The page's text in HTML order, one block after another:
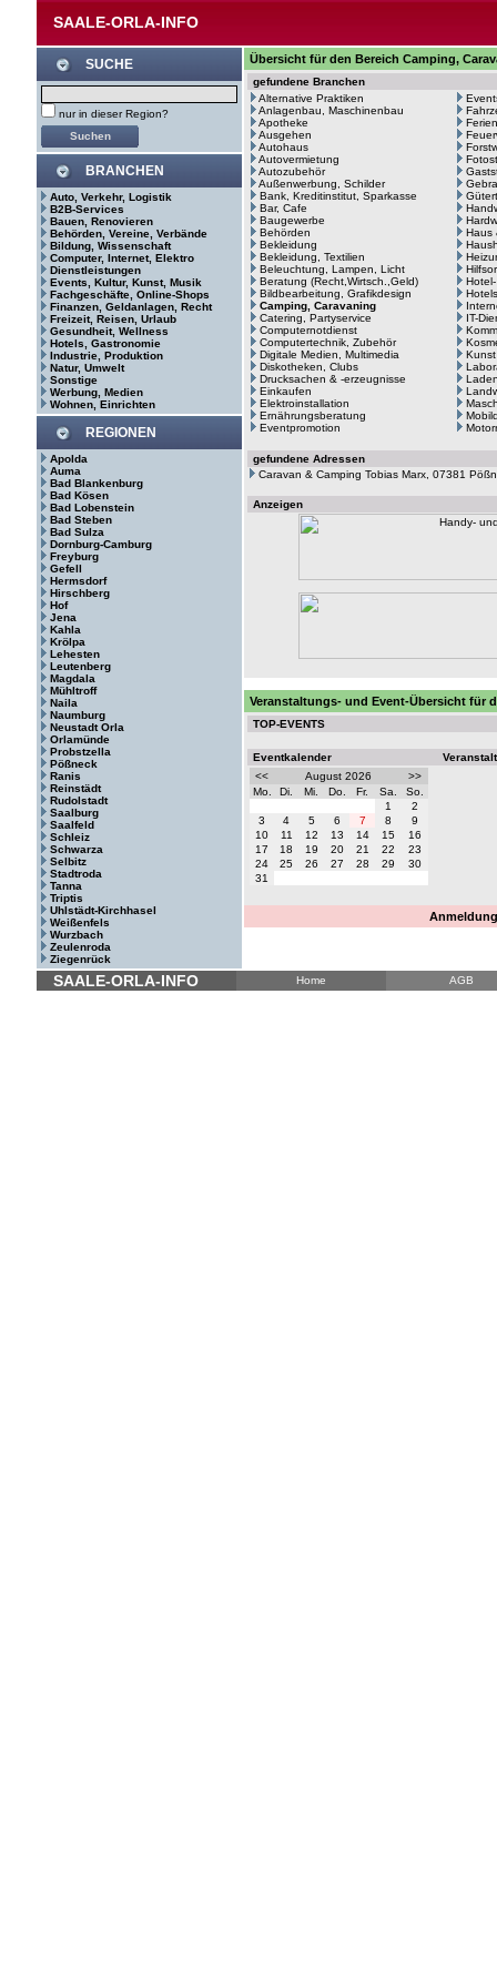
SAALE-ORLA-INFO
SUCHE
nur in dieser Region?
BRANCHEN
Auto, Verkehr, Logistik
B2B-Services
Bauen, Renovieren
Behörden, Vereine, Verbände
Bildung, Wissenschaft
Computer, Internet, Elektro
Dienstleistungen
Events, Kultur, Kunst, Musik
Fachgeschäfte, Online-Shops
Finanzen, Geldanlagen, Recht
Freizeit, Reisen, Urlaub
Gesundheit, Wellness
Hotels, Gastronomie
Industrie, Produktion
Natur, Umwelt
Sonstige
Werbung, Medien
Wohnen, Einrichten
REGIONEN
Apolda
Auma
Bad Blankenburg
Bad Kösen
Bad Lobenstein
Bad Steben
Bad Sulza
Dornburg-Camburg
Freyburg
Gefell
Hermsdorf
Hirschberg
Hof
Jena
Kahla
Krölpa
Lehesten
Leutenberg
Magdala
Mühltroff
Naila
Naumburg
Neustadt Orla
Orlamünde
Probstzella
Pößneck
Ranis
Reinstädt
Rudolstadt
Saalburg
Saalfeld
Schleiz
Schwarza
Selbitz
Stadtroda
Tanna
Triptis
Uhlstädt-Kirchhasel
Weißenfels
Wurzbach
Zeulenroda
Ziegenrück
Übersicht für den Bereich Camping,
gefundene Branchen
Alternative Praktiken
Anlagenbau, Maschinenbau
Apotheke
Ausgehen
Autohaus
Autovermietung
Autozubehör
Außenwerbung, Schilder
Bank, Kreditinstitut, Sparkasse
Bar, Cafe
Baugewerbe
Behörden
Bekleidung
Bekleidung, Textilien
Beleuchtung, Lampen, Licht
Beratung (Recht,Wirtsch.,Geld)
Bildbearbeitung, Grafikdesign
Camping, Caravaning
Catering, Partyservice
Computernotdienst
Computertechnik, Zubehör
Digitale Medien, Multimedia
Diskotheken, Clubs
Drucksachen & -erzeugnisse
Einkaufen
Elektroinstallation
Ernährungsberatung
Eventpromotion
Haus
IT-
Kunst
gefundene Adressen
Caravan & Camping Tobias Marx, 07381
Anzeigen
Veranstaltungs- und Event-Übersicht für
TOP-EVENTS
Eventkalender
<<
August 2026
>>
Mo.
Di. Mi. Do. Fr. Sa.
So.
1
2
3
4 5 6 7 8
9
10
11 12 13 14 15
16
17
18 19 20 21 22
23
24
25 26 27 28 29
30
31
SAALE-ORLA-INFO Home AGB